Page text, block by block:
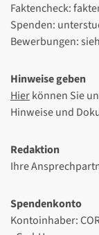
Faktencheck:
Spenden:
Bewerbungen:
Hinweise geben
Hierkönnen Sie
Hinweise und
Redaktion
Ihre
Spendenkonto
Kontoinhaber: